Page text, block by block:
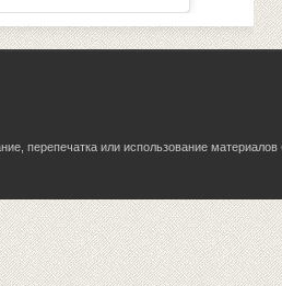
перепечатка или использование